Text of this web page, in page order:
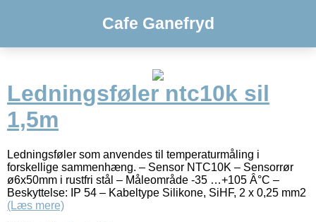
Cafe Ganefryd
Ledningsføler ntc10k sil
1,5m
Ledningsføler som anvendes til temperaturmåling i
forskellige sammenhæng. – Sensor NTC10K – Sensorrør
ø6x50mm i rustfri stål – Måleområde -35 …+105 Â°C –
Beskyttelse: IP 54 – Kabeltype Silikone, SiHF, 2 x 0,25 mm2
(Læs mere)